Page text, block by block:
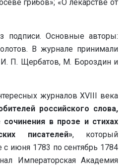
грибов»; «О лекарстве от
подписи. Основные авторы:
В журнале принимали
П. Щербатов, М. Бороздин и
журналов XVIII века
российского слова,
в прозе и стихах
писателей», который
с июня 1783 по сентябрь 1784
Императорская Академия